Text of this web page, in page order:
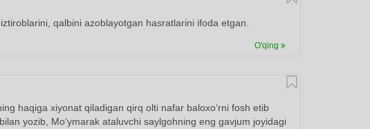
qalbini azoblayotgan hasratlarini ifoda etgan.
O'qing
haqiga xiyonat qiladigan qirq olti nafar baloxo‘rni fosh etib
yozib, Mo‘ymarak ataluvchi saylgohning eng gavjum joyidagi